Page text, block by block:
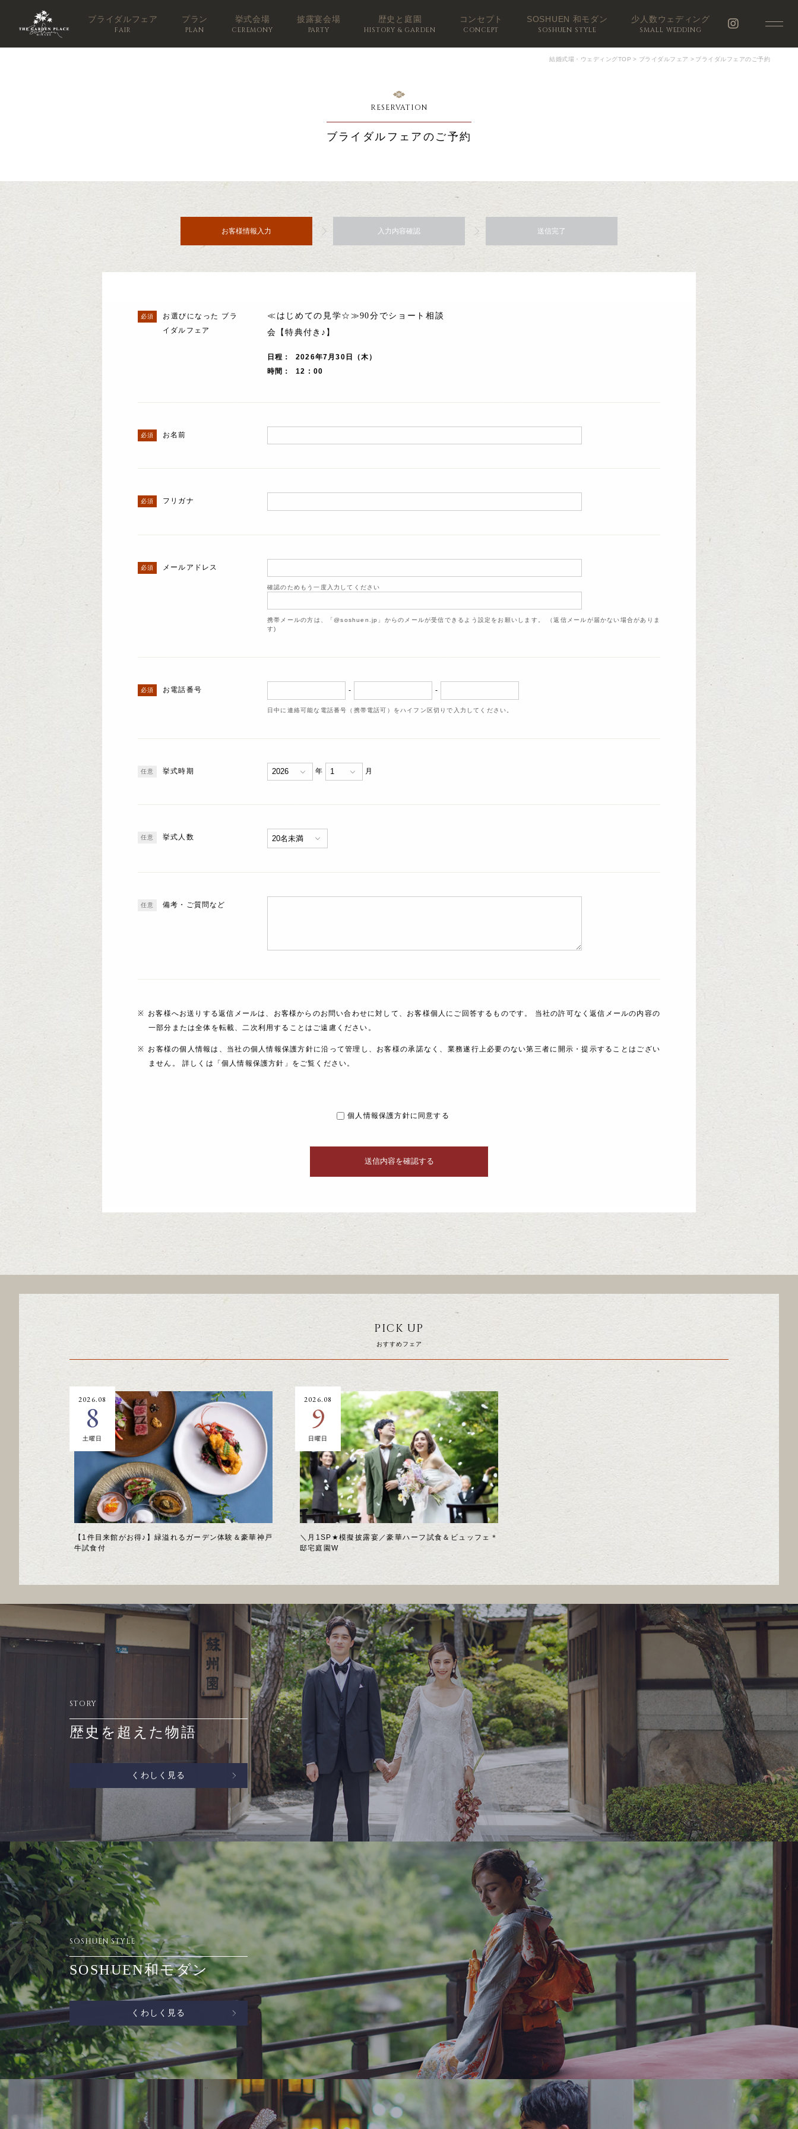
ブライダルフェア
FAIR
プラン
PLAN
挙式会場
CEREMONY
披露宴会場
PARTY
歴史と庭園
HISTORY & GARDEN
コンセプト
CONCEPT
SOSHUEN 和モダン
SOSHUEN STYLE
少人数ウェディング
SMALL WEDDING
結婚式場・ウェディングTOP > ブライダルフェア > ブライダルフェアのご予約
RESERVATION
ブライダルフェアのご予約
お客様情報入力 入力内容確認 送信完了
お選びになった ブラ
イダルフェア
≪はじめての見学☆≫90分でショート相談
会【特典付き♪】
日程
2026年7月30日（木）
時間
12 : 00
お名前
フリガナ
メールアドレス
確認のためもう一度入力してください
携帯メールの方は、「@soshuen.jp」からのメールが受信できるよう設定をお願いします。 （返信メールが届かない場合がありま
す)
お電話番号 - -
日中に連絡可能な電話番号（携帯電話可）をハイフン区切りで入力してください。
挙式時期 年 月
挙式人数
備考・ご質問など
お客様へお送りする返信メールは、お客様からのお問い合わせに対して、お客様個人にご回答するものです。 当社の許可なく返信メールの内容の
一部分または全体を転載、二次利用することはご遠慮ください。
お客様の個人情報は、当社の個人情報保護方針に沿って管理し、お客様の承諾なく、業務遂行上必要のない第三者に開示・提示することはござい
ません。 詳しくは「個人情報保護方針」をご覧ください。
個人情報保護方針に同意する
PICK UP
おすすめフェア
【1件目来館がお得♪】緑溢れるガーデン体験＆豪華神戸
牛試食付
2026.08
8
土曜日
＼月1SP★模擬披露宴／豪華ハーフ試食＆ビュッフェ＊
邸宅庭園W
2026.08
9
日曜日
STORY
歴史を超えた物語
くわしく見る
SOSHUEN STYLE
SOSHUEN和モダン
くわしく見る